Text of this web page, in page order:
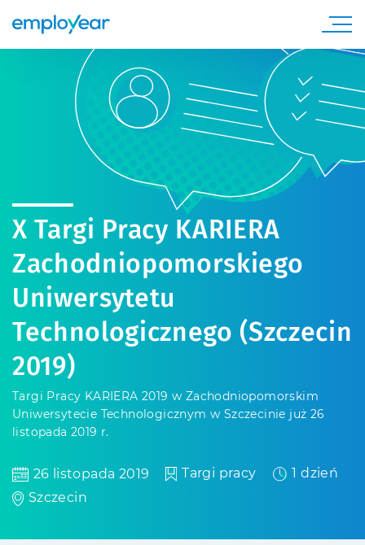
X Targi Pracy KARIERA
Zachodniopomorskiego
Uniwersytetu
Technologicznego (Szczecin
2019)
Targi Pracy KARIERA 2019 w Zachodniopomorskim
Uniwersytecie Technologicznym w Szczecinie już 26
listopada 2019 r.
26 listopada 2019 Targi pracy
1 dzień
Szczecin